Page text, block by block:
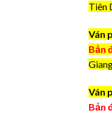
Tiên
Ván
Bản
Ván
Bản